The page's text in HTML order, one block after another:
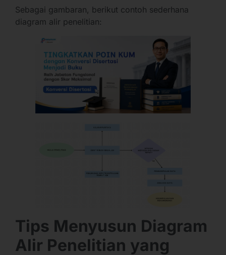
Sebagai gambaran, berikut contoh sederhana
diagram alir penelitian:
Tips Menyusun Diagram
Alir Penelitian yang